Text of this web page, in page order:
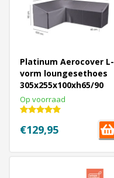
Platinum Aerocover L-
vorm loungesethoes
305x255x100xh65/90
cm. - Links
Op voorraad
€129,95